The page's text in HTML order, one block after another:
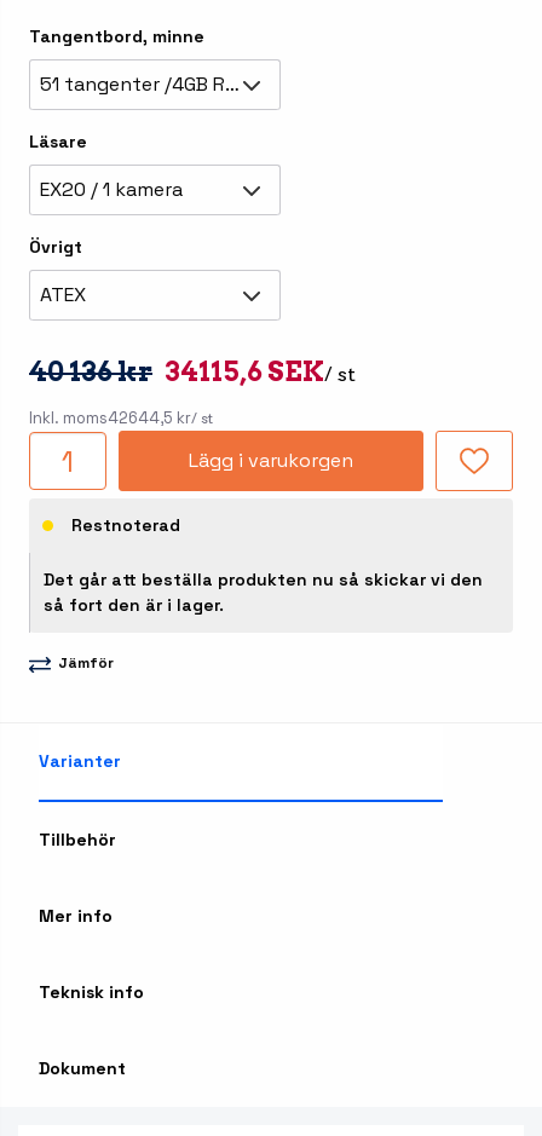
Tangentbord, minne
51 tangenter /4GB RAM
Läsare
EX20 / 1 kamera
Övrigt
ATEX
40 136 kr 34115,6 SEK/ st
Inkl. moms42644,5 kr/ st
Lägg i varukorgen
Restnoterad
Det går att beställa produkten nu så skickar vi den
så fort den är i lager.
Jämför
Varianter
Tillbehör
Mer info
Teknisk info
Dokument